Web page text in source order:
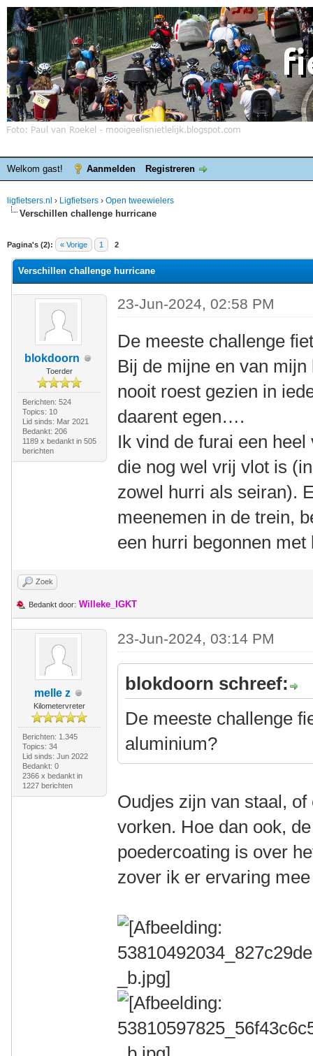
Welkom gast! Aanmelden Registreren
ligfietsers.nl › Ligfietsers › Open tweewielers
Verschillen challenge hurricane
Pagina's (2): « Vorige 1 2
waardering is 0
Verschillen challenge hurricane
blokdoorn
Toerder
Berichten: 524
Topics: 10
Lid sinds: Mar 2021
Bedankt: 206
1189 x bedankt in 505
berichten
23-Jun-2024, 02:58 PM
De meeste challenge
Bij de mijne en van
nooit roest gezien in
daarent egen….
Ik vind de furai een
die nog wel vrij vlot is
zowel hurri als seiran).
meenemen in de trein,
een hurri begonnen met
Zoek
Bedankt door: Willeke_IGKT
melle z
Kilometervreter
Berichten: 1.345
Topics: 34
Lid sinds: Jun 2022
Bedankt: 0
2366 x bedankt in
1227 berichten
23-Jun-2024, 03:14 PM
blokdoorn schreef:
De meeste challenge
aluminium?
Oudjes zijn van staal,
vorken. Hoe dan ook,
poedercoating is over
zover ik er ervaring